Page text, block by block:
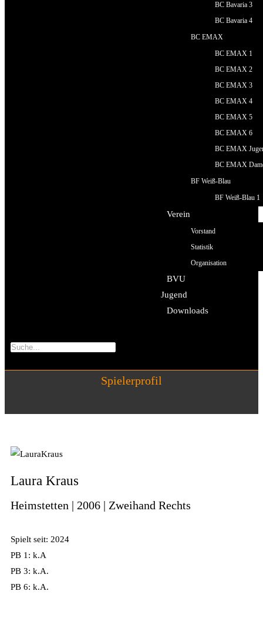
BC Bavaria 3
BC Bavaria 4
BC EMAX
BC EMAX 1
BC EMAX 2
BC EMAX 3
BC EMAX 4
BC EMAX 5
BC EMAX 6
BC EMAX
BC EMAX
BF Weiß-Blau
BF Weiß-Blau 1
Verein
Vorstand
Statistik
Organisation
BVU
Jugend
Downloads
Spielerprofil
Laura Kraus
Heimstetten | 2006 | Zweihand Rechts
Spielt seit: 2024
PB 1: k.A
PB 3: k.A.
PB 6: k.A.